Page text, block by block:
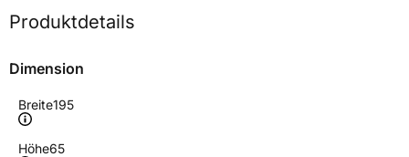
Produktdetails
Dimension
Breite195
Höhe65